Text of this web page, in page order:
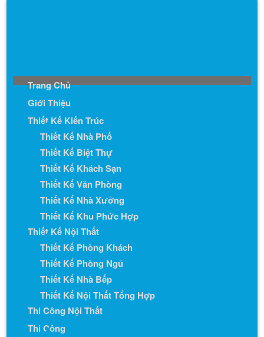
Trang Chủ
Giới Thiệu
Thiết Kế Kiến Trúc
Thiết Kế Nhà Phố
Thiết Kế Biệt Thự
Thiết Kế Khách Sạn
Thiết Kế Văn Phòng
Thiết Kế Nhà Xưởng
Thiết Kế Khu Phức Hợp
Thiết Kế Nội Thất
Thiết Kế Phòng Khách
Thiết Kế Phòng Ngủ
Thiết Kế Nhà Bếp
Thiết Kế Nội Thất Tổng Hợp
Thi Công Nội Thất
Thi Công